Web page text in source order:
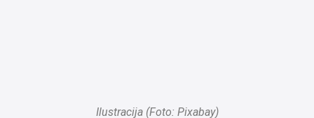
Ilustracija (Foto: Pixabay)